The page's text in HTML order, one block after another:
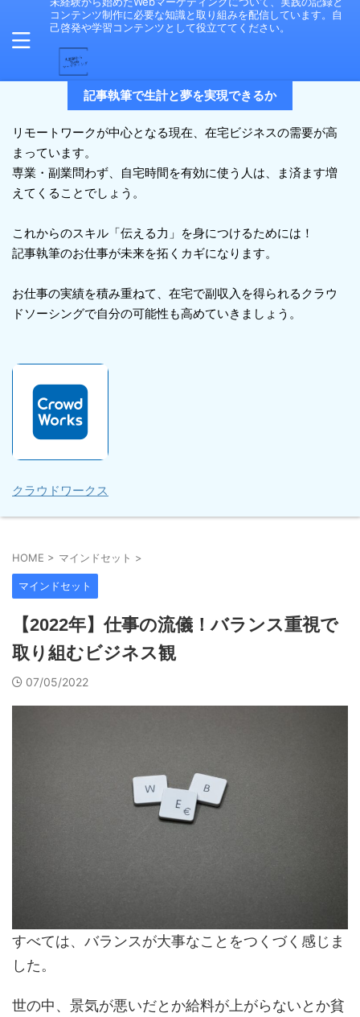
コンテンツ制作に必要な知識と取り組みを配信しています。自
己啓発や学習コンテンツとして役立ててください。
記事執筆で生計と夢を実現できるか
リモートワークが中心となる現在、在宅ビジネスの需要が高
まっています。
専業・副業問わず、自宅時間を有効に使う人は、ま済ます増
えてくることでしょう。
これからのスキル「伝える力」を身につけるためには！
記事執筆のお仕事が未来を拓くカギになります。
お仕事の実績を積み重ねて、在宅で副収入を得られるクラウ
ドソーシングで自分の可能性も高めていきましょう。
クラウドワークス
HOME > マインドセット >
マインドセット
【2022年】仕事の流儀！バランス重視で
取り組むビジネス観
07/05/2022
すべては、バランスが大事なことをつくづく感じま
した。
世の中、景気が悪いだとか給料が上がらないとか貧